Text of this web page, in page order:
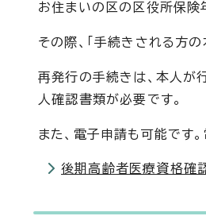
お住まいの区の区役所保険
その際、「手続きされる方の
再発行の手続きは、本人が
人確認書類が必要です。
また、電子申請も可能です
後期高齢者医療資格確